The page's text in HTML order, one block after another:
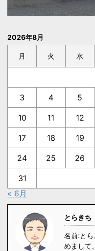
2026年8月
月 火 水
3 4 5
10 11 12
17 18 19
24 25 26
31
« 6月
とらきち
名前:と
めまして